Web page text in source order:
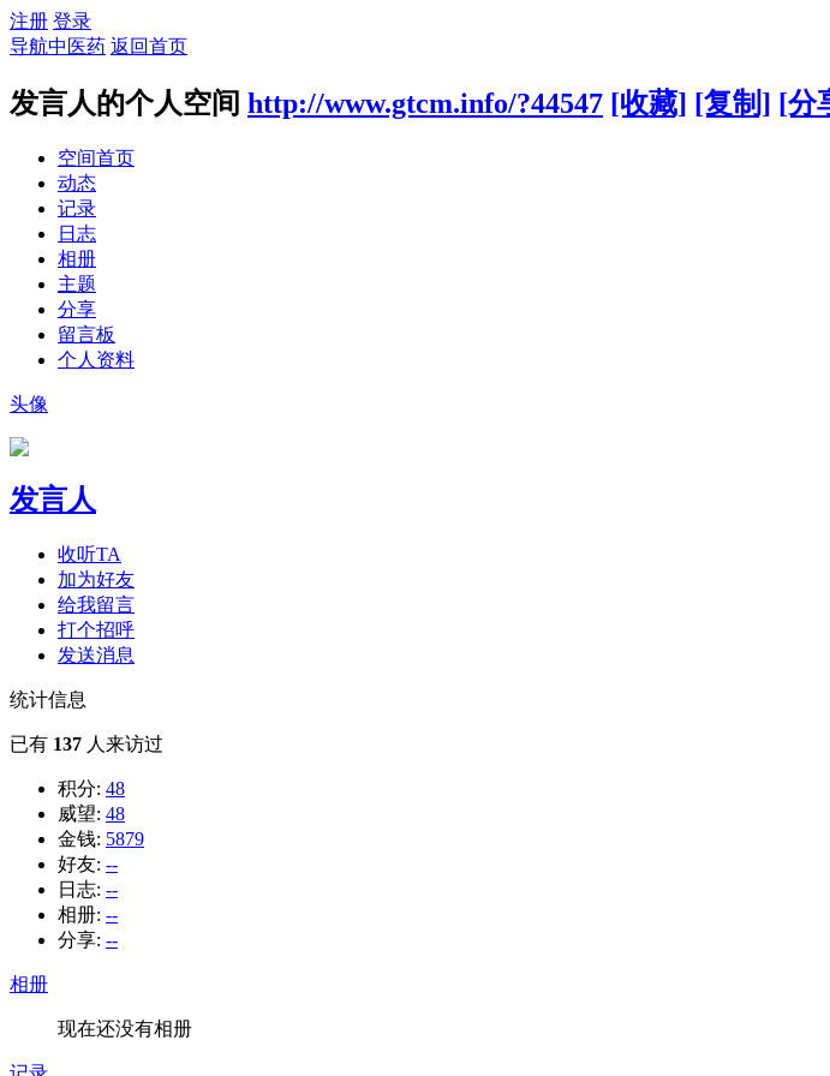
注册 登录
导航中医药 返回首页
发言人的个人空间 http://www.gtcm.info/?44547 [收藏] [复制] [分
空间首页
动态
记录
日志
相册
主题
分享
留言板
个人资料
头像
发言人
收听TA
加为好友
给我留言
打个招呼
发送消息
统计信息
已有 137 人来访过
积分: 48
威望: 48
金钱: 5879
好友: --
日志: --
相册: --
分享: --
相册
现在还没有相册